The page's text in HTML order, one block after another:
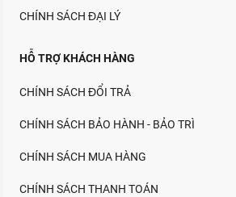
CHÍNH SÁCH ĐẠI LÝ
HỖ TRỢ KHÁCH HÀNG
CHÍNH SÁCH ĐỔI TRẢ
CHÍNH SÁCH BẢO HÀNH - BẢO TRÌ
CHÍNH SÁCH MUA HÀNG
CHÍNH SÁCH THANH TOÁN